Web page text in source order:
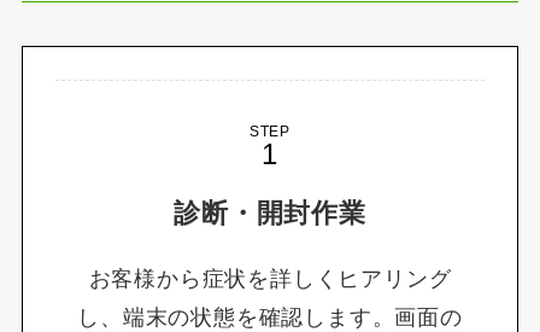
STEP
診断・開封作業
お客様から症状を詳しくヒアリング
し、端末の状態を確認します。画面の